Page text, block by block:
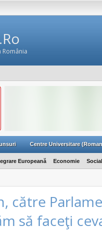
Centre Universitare
Europeană Economie Social
către
să faceţi